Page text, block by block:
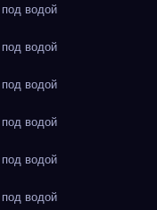
водой
водой
водой
водой
водой
водой